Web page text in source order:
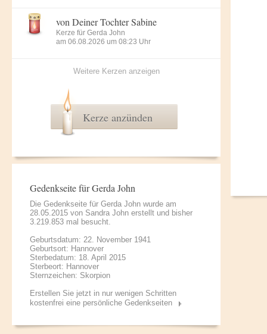
von Deiner Tochter Sabine
Kerze für Gerda John
am 06.08.2026 um 08:23 Uhr
Weitere Kerzen anzeigen
Kerze anzünden
Gedenkseite für Gerda John
Die Gedenkseite für Gerda John wurde am
28.05.2015 von Sandra John erstellt und bisher
3.219.853 mal besucht.
Geburtsdatum: 22. November 1941
Geburtsort: Hannover
Sterbedatum: 18. April 2015
Sterbeort: Hannover
Sternzeichen: Skorpion
Erstellen Sie jetzt in nur wenigen Schritten
kostenfrei eine persönliche Gedenkseiten